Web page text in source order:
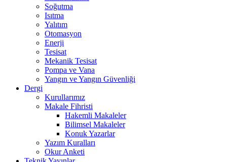
Soğutma
Isıtma
Yalıtım
Otomasyon
Enerji
Tesisat
Mekanik Tesisat
Pompa ve Vana
Yangın ve Yangın Güvenliği
Dergi
Kurullarımız
Makale Fihristi
Hakemli Makaleler
Bilimsel Makaleler
Konuk Yazarlar
Yazım Kuralları
Okur Anketi